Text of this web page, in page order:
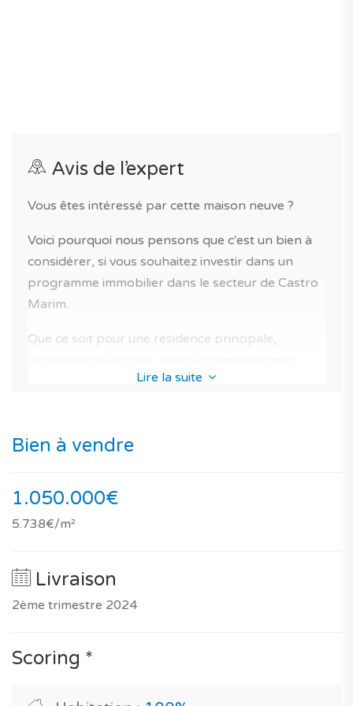
Portugal, ce bien neuf est fait pour vous!
Accédez à notre page dédiée à ce nouveau programme
prestations et son quartier.
Avis de l’expert
Vous êtes intéressé par cette maison neuve ?
Voici pourquoi nous pensons que c'est un bien à
considérer, si vous souhaitez investir dans un
programme immobilier dans le secteur de Castro
Marim.
Que ce soit pour une résidence principale,
une très bonne option pour l'achat d'un bien neuf
Tant par la qualité de sa construction, de ses
finitions, que par la qualité du programme
D'ailleurs d'après notre notation, sa performance
et 100/100 pour de l'habitation.
Une maison en bord de mer qui vous assure de
faire le choix d'un logement classé dans la
Lire la suite
Bien à vendre
1.050.000€
5.738€/m²
Livraison
2ème trimestre 2024
Scoring *